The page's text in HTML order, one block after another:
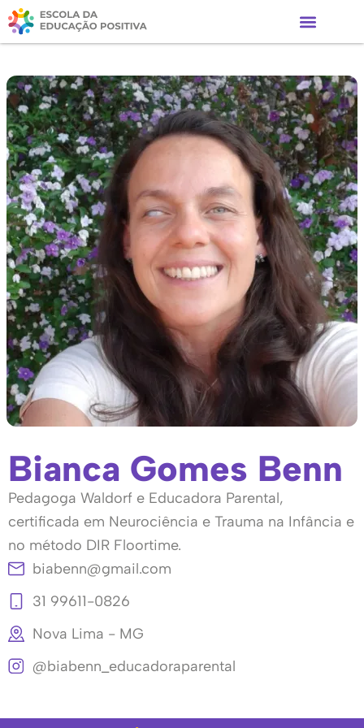
Bianca Gomes Benn
Pedagoga Waldorf e Educadora Parental,
certificada em Neurociência e Trauma na Infância e
no método DIR Floortime.
biabenn@gmail.com
31 99611-0826
Nova Lima - MG
@biabenn_educadoraparental